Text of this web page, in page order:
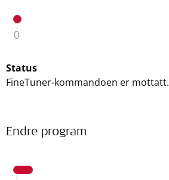
Status
FineTuner-kommandoen er mottatt.
Endre program